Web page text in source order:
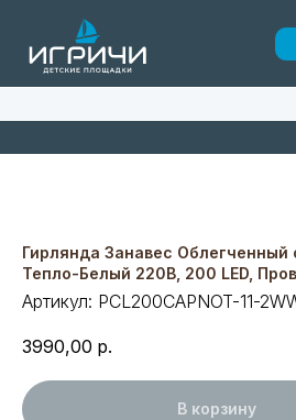
Гирлянда Занавес Облегченный
Тепло-Белый 220В, 200 LED,
Артикул: PCL200CAPNOT-11-
3990,00 р.
В корзину